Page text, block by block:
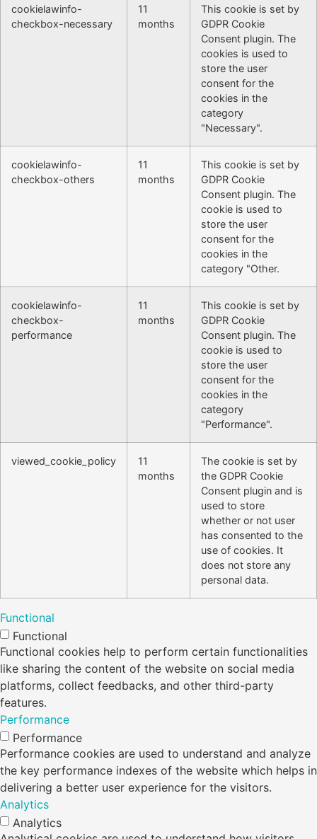
cookielawinfo-
checkbox-necessary
11
months
This cookie is set by
GDPR Cookie
Consent plugin. The
cookies is used to
store the user
consent for the
cookies in the
category
"Necessary".
cookielawinfo-
checkbox-others
11
months
This cookie is set by
GDPR Cookie
Consent plugin. The
cookie is used to
store the user
consent for the
cookies in the
category "Other.
cookielawinfo-
checkbox-
performance
11
months
This cookie is set by
GDPR Cookie
Consent plugin. The
cookie is used to
store the user
consent for the
cookies in the
category
"Performance".
viewed_cookie_policy
11
months
The cookie is set by
the GDPR Cookie
Consent plugin and is
used to store
whether or not user
has consented to the
use of cookies. It
does not store any
personal data.
Functional
Functional
Functional cookies help to perform certain functionalities
like sharing the content of the website on social media
platforms, collect feedbacks, and other third-party
features.
Performance
Performance
Performance cookies are used to understand and analyze
the key performance indexes of the website which helps in
delivering a better user experience for the visitors.
Analytics
Analytics